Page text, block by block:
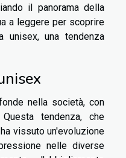
il panorama della
a leggere per scoprire
una tendenza
nella società, con
tendenza, che
vissuto un'evoluzione
nelle diverse